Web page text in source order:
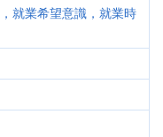
就業希望意識，就業時